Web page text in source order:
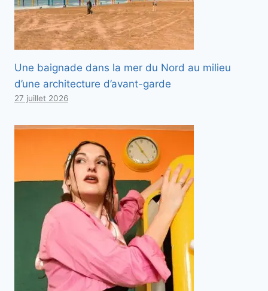
Une baignade dans la mer du Nord au milieu
d’une architecture d’avant-garde
27 juillet 2026